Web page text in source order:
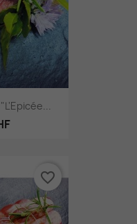
favorite_border